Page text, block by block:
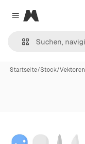
Close menu
Magnific
Startseite/Stock/Vektoren